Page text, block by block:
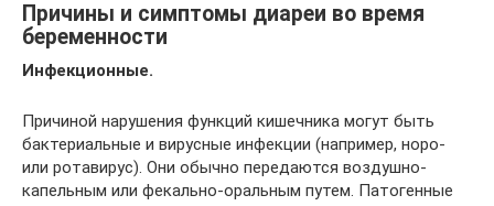
Причины и симптомы диареи во время
беременности
Инфекционные.
Причиной нарушения функций кишечника могут быть
бактериальные и вирусные инфекции (например, норо-
или ротавирус). Они обычно передаются воздушно-
капельным или фекально-оральным путем. Патогенные